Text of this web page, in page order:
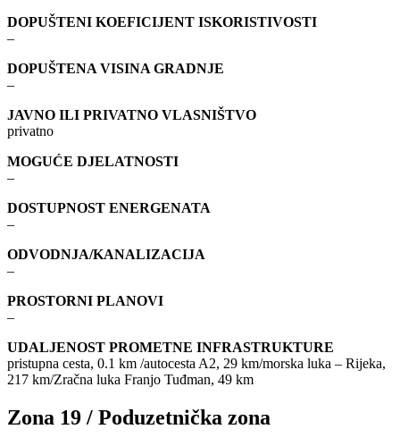
DOPUŠTENI KOEFICIJENT ISKORISTIVOSTI
–
DOPUŠTENA VISINA GRADNJE
–
JAVNO ILI PRIVATNO VLASNIŠTVO
privatno
MOGUĆE DJELATNOSTI
–
DOSTUPNOST ENERGENATA
–
ODVODNJA/KANALIZACIJA
–
PROSTORNI PLANOVI
–
UDALJENOST PROMETNE INFRASTRUKTURE
pristupna cesta, 0.1 km /autocesta A2, 29 km/morska luka – Rijeka,
217 km/Zračna luka Franjo Tuđman, 49 km
Zona 19 / Poduzetnička zona